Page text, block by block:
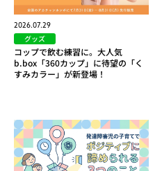
2026.07.29
グッズ
コップで飲む練習に。大人気
b.box「360カップ」に待望の「く
すみカラー」が新登場！